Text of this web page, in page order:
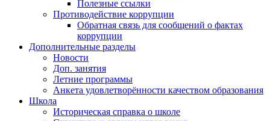
Полезные ссылки
Противодействие коррупции
Обратная связь для сообщений о фактах
коррупции
Дополнительные разделы
Новости
Доп. занятия
Летние программы
Анкета удовлетворённости качеством образования
Школа
Историческая справка о школе